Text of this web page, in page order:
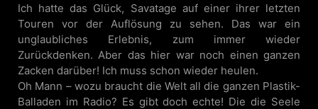
Ich hatte das Glück, Savatage auf einer ihrer letzten
Touren vor der Auflösung zu sehen. Das war ein
unglaubliches Erlebnis, zum immer wieder
Zurückdenken. Aber das hier war noch einen ganzen
Zacken darüber! Ich muss schon wieder heulen.
Oh Mann – wozu braucht die Welt all die ganzen Plastik-
Balladen im Radio? Es gibt doch echte! Die die Seele